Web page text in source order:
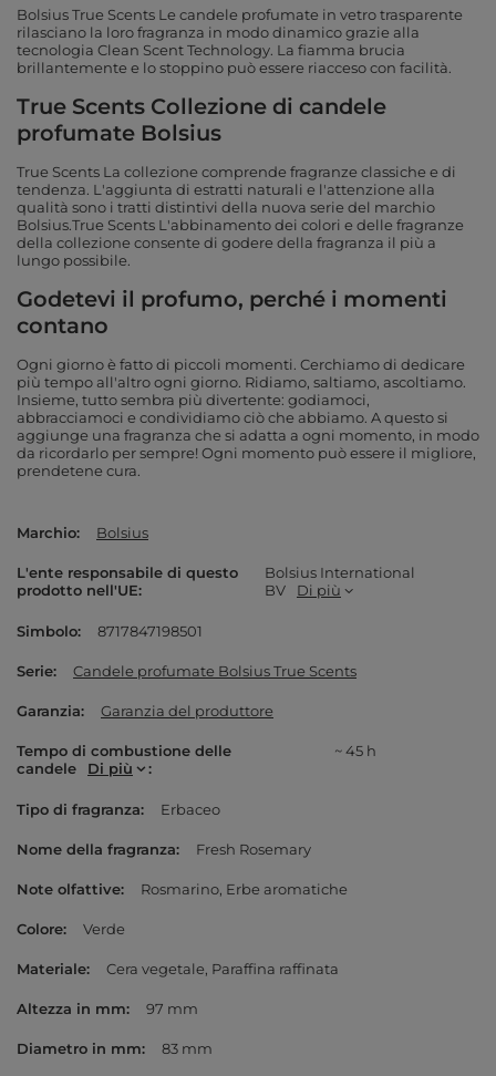
Bolsius True Scents Le candele profumate in vetro trasparente
rilasciano la loro fragranza in modo dinamico grazie alla
tecnologia Clean Scent Technology. La fiamma brucia
brillantemente e lo stoppino può essere riacceso con facilità.
True Scents Collezione di candele
profumate Bolsius
True Scents La collezione comprende fragranze classiche e di
tendenza. L'aggiunta di estratti naturali e l'attenzione alla
qualità sono i tratti distintivi della nuova serie del marchio
Bolsius.True Scents L'abbinamento dei colori e delle fragranze
della collezione consente di godere della fragranza il più a
lungo possibile.
Godetevi il profumo, perché i momenti
contano
Ogni giorno è fatto di piccoli momenti. Cerchiamo di dedicare
più tempo all'altro ogni giorno. Ridiamo, saltiamo, ascoltiamo.
Insieme, tutto sembra più divertente: godiamoci,
abbracciamoci e condividiamo ciò che abbiamo. A questo si
aggiunge una fragranza che si adatta a ogni momento, in modo
da ricordarlo per sempre! Ogni momento può essere il migliore,
prendetene cura.
Marchio Bolsius
L'ente responsabile di questo
prodotto nell'UE
Bolsius International
BV
Di più
Simbolo 8717847198501
Serie Candele profumate Bolsius True Scents
Garanzia Garanzia del produttore
Tempo di combustione delle
candele
Di più
~ 45 h
Tipo di fragranza Erbaceo
Nome della fragranza Fresh Rosemary
Note olfattive Rosmarino Erbe aromatiche
Colore Verde
Materiale Cera vegetale Paraffina raffinata
Altezza in mm 97 mm
Diametro in mm 83 mm